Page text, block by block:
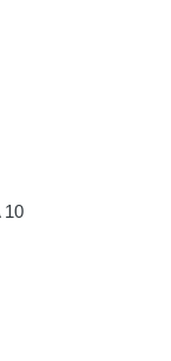
10